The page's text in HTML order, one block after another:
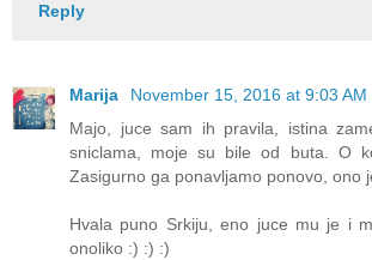
Reply
Marija
November 15, 2016 at 9:03 AM
Majo, juce sam ih pravila, istina
sniclama, moje su bile od buta. O
Zasigurno ga ponavljamo ponovo, ono
Hvala puno Srkiju, eno juce mu je i
onoliko :) :) :)